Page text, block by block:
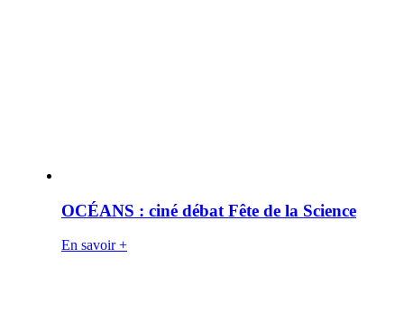
OCÉANS : ciné débat Fête de la Science
En savoir +